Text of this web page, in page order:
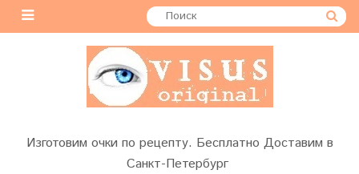
Изготовим очки по рецепту. Бесплатно Доставим в
Санкт-Петербург